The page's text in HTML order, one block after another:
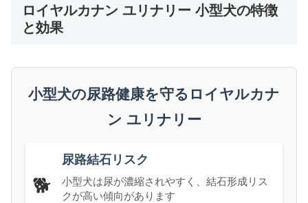
ロイヤルカナン ユリナリー 小型犬の特徴
と効果
小型犬の尿路健康を守るロイヤルカナ
ン ユリナリー
🐕
尿路結石リスク
小型犬は尿が濃縮されやすく、結石形成リス
クが高い傾向があります